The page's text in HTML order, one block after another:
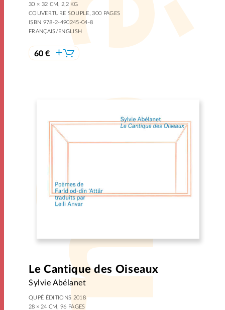
30 × 32 CM, 2,2 KG
COUVERTURE SOUPLE, 300 PAGES
ISBN 978-2-490245-04-8
FRANÇAIS/ENGLISH
60 €
Le Cantique des Oiseaux
Sylvie Abélanet
QUPÉ ÉDITIONS 2018
28 × 24 CM, 96 PAGES